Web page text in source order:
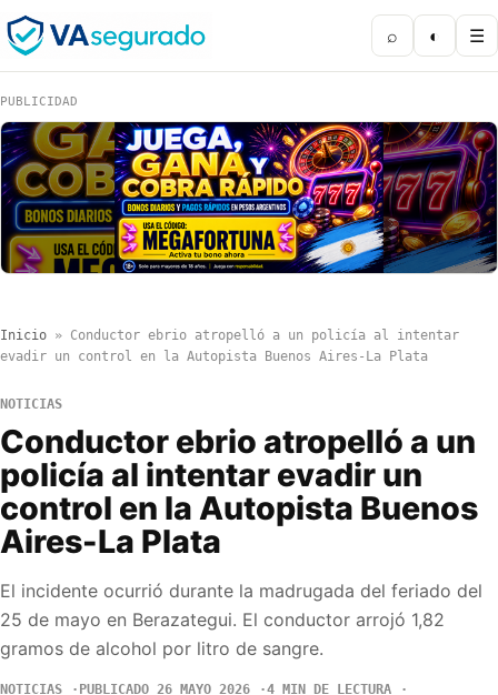
⌕ ◐ ☰
PUBLICIDAD
Inicio » Conductor ebrio atropelló a un policía al intentar
evadir un control en la Autopista Buenos Aires-La Plata
NOTICIAS
Conductor ebrio atropelló a un
policía al intentar evadir un
control en la Autopista Buenos
Aires-La Plata
El incidente ocurrió durante la madrugada del feriado del
25 de mayo en Berazategui. El conductor arrojó 1,82
gramos de alcohol por litro de sangre.
NOTICIAS PUBLICADO 26 MAYO 2026
4 MIN DE LECTURA